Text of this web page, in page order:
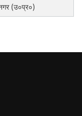
(उ०प्र०)